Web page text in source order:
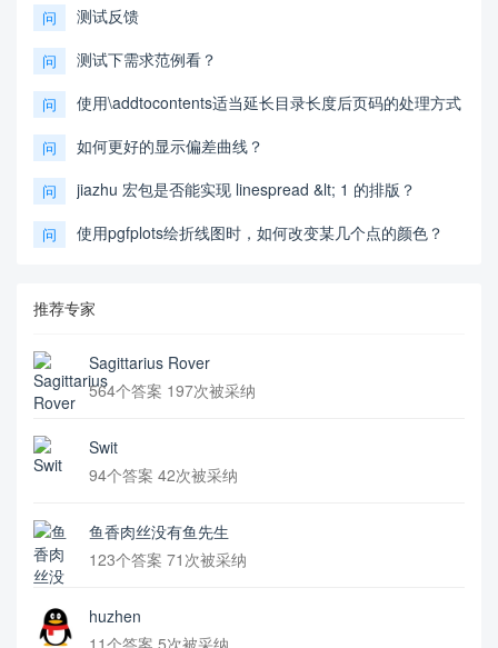
问 测试反馈
问 测试下需求范例看？
问 使用\addtocontents适当延长目录长度后页码的处理方式
问 如何更好的显示偏差曲线？
问 jiazhu 宏包是否能实现 linespread &lt; 1 的排版？
问 使用pgfplots绘折线图时，如何改变某几个点的颜色？
推荐专家
Sagittarius Rover
564个答案 197次被采纳
Swit
94个答案 42次被采纳
鱼香肉丝没有鱼先生
123个答案 71次被采纳
huzhen
11个答案 5次被采纳